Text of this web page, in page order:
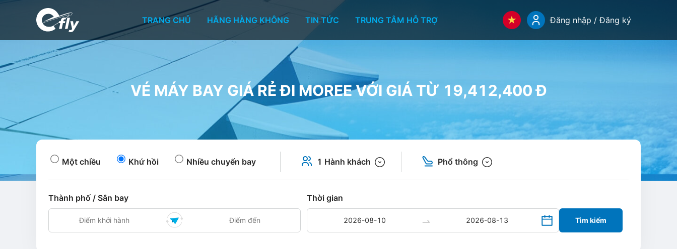
TRANG CHỦ HÃNG HÀNG KHÔNG TIN TỨC TRUNG TÂM HỖ TRỢ Đăng nhập / Đăng ký
VÉ MÁY BAY GIÁ RẺ ĐI MOREE VỚI GIÁ TỪ 19,412,400 Đ
Một chiều Khứ hồi Nhiều chuyến bay 1 Hành khách Phổ thông
Thành phố / Sân bay Thời gian
Tìm kiếm